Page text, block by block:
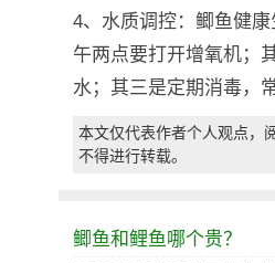
4、水质调控：鲫鱼健
午两点要打开增氧机；
水；其三是定期消毒，
本文仅代表作者个人观点，
不得进行转载。
鲫鱼和鲤鱼哪个贵？